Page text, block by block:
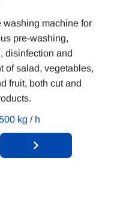
washing machine for
pre-washing,
disinfection and
of salad, vegetables,
fruit, both cut and
kg / h